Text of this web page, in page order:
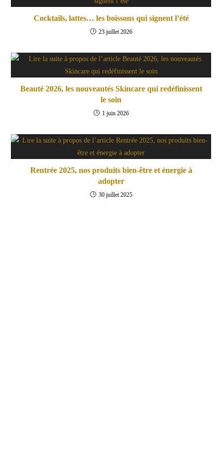
Cocktails, lattes… les boissons qui signent l’été
23 juillet 2026
Beauté 2026, les nouveautés Skincare qui redéfinissent
le soin
1 juin 2026
Rentrée 2025, nos produits bien-être et énergie à
adopter
30 juillet 2025